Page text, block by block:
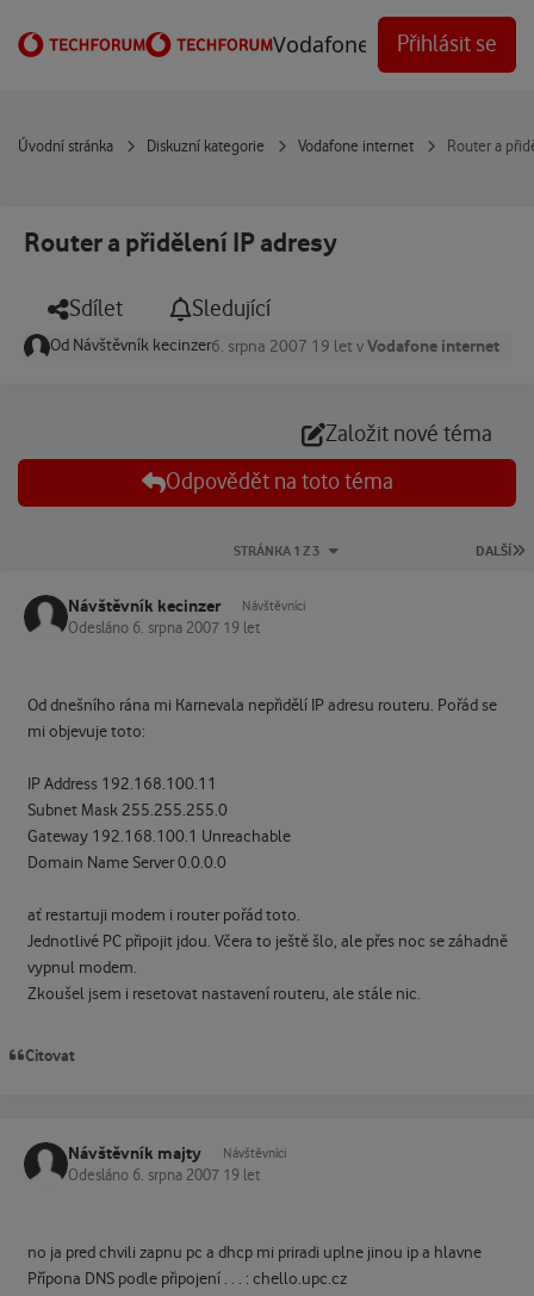
Vodafone Techforum
Přihlásit se
Úvodní stránka Diskuzní kategorie Vodafone internet Router a
Router a přidělení IP adresy
Sdílet Sledující
Od Návštěvník kecinzer6. srpna 2007 19 let vVodafone internet
Založit nové téma
Odpovědět na toto téma
DALŠÍ
STRÁNKA 1 Z 3
Návštěvník kecinzer Návštěvníci
Odesláno 6. srpna 2007 19 let
Od dnešního rána mi Karnevala nepřidělí IP adresu routeru. Pořád se
mi objevuje toto:
IP Address 192.168.100.11
Subnet Mask 255.255.255.0
Gateway 192.168.100.1 Unreachable
Domain Name Server 0.0.0.0
ať restartuji modem i router pořád toto.
Jednotlivé PC připojit jdou. Včera to ještě šlo, ale přes noc se záhadně
vypnul modem.
Zkoušel jsem i resetovat nastavení routeru, ale stále nic.
Citovat
Návštěvník majty Návštěvníci
Odesláno 6. srpna 2007 19 let
no ja pred chvili zapnu pc a dhcp mi priradi uplne jinou ip a hlavne
Přípona DNS podle připojení . . . : chello.upc.cz